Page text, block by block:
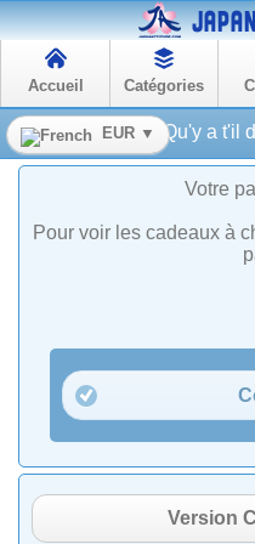
Accueil Catégories
EUR ▼
Votre
Pour voir les cadeaux à
Version